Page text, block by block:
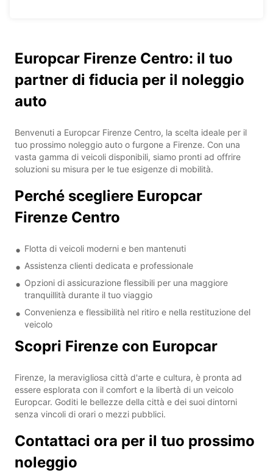
Europcar Firenze Centro: il tuo
partner di fiducia per il noleggio
auto
Benvenuti a Europcar Firenze Centro, la scelta ideale per il
tuo prossimo noleggio auto o furgone a Firenze. Con una
vasta gamma di veicoli disponibili, siamo pronti ad offrire
soluzioni su misura per le tue esigenze di mobilità.
Perché scegliere Europcar
Firenze Centro
Flotta di veicoli moderni e ben mantenuti
Assistenza clienti dedicata e professionale
Opzioni di assicurazione flessibili per una maggiore
tranquillità durante il tuo viaggio
Convenienza e flessibilità nel ritiro e nella restituzione del
veicolo
Scopri Firenze con Europcar
Firenze, la meravigliosa città d'arte e cultura, è pronta ad
essere esplorata con il comfort e la libertà di un veicolo
Europcar. Goditi le bellezze della città e dei suoi dintorni
senza vincoli di orari o mezzi pubblici.
Contattaci ora per il tuo prossimo
noleggio